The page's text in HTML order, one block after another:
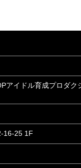
アイドル育成プロダク
16-25 1F